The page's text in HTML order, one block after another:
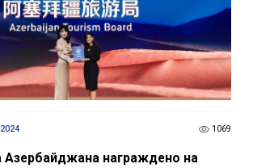
1069
Азербайджана награждено на